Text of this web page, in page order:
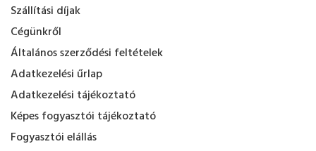
Szállítási díjak
Cégünkről
Általános szerződési feltételek
Adatkezelési űrlap
Adatkezelési tájékoztató
Képes fogyasztói tájékoztató
Fogyasztói elállás